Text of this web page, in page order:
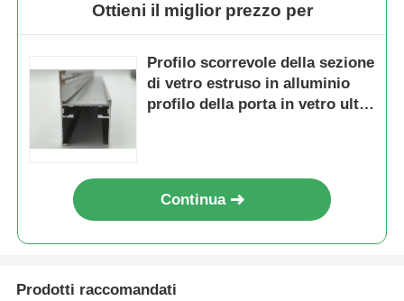
Ottieni il miglior prezzo per
Profilo scorrevole della sezione
di vetro estruso in alluminio
profilo della porta in vetro ultra
Continua
Prodotti raccomandati